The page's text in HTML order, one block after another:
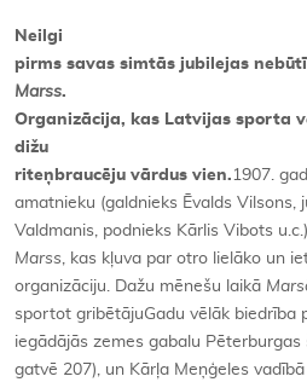
Neilgi
pirms savas simtās jubilejas
Marss.
Organizācija, kas Latvijas sporta
dižu
riteņbraucēju vārdus vien.1907.
amatnieku (galdnieks Ēvalds Vilsons,
Valdmanis, podnieks Kārlis Vibots
Marss, kas kļuva par otro lielāko un
organizāciju. Dažu mēnešu laikā Mars
sportot gribētājuGadu vēlāk biedrība
iegādājās zemes gabalu
gatvē 207), un Kārļa Meņģeles